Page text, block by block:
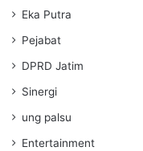
Eka Putra
Pejabat
DPRD Jatim
Sinergi
ung palsu
Entertainment